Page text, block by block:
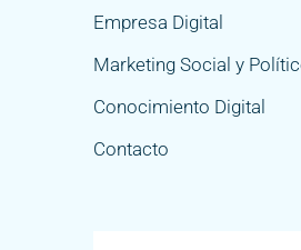
Empresa Digital
Marketing Social y
Conocimiento Digital
Contacto